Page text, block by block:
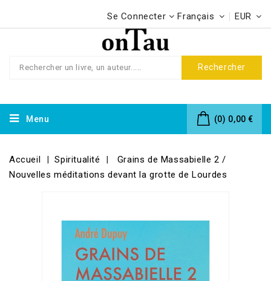
Se Connecter Français EUR
Rechercher
(0) 0,00 €
Menu
Accueil Spiritualité
Grains de Massabielle 2 /
Nouvelles méditations devant la grotte de Lourdes